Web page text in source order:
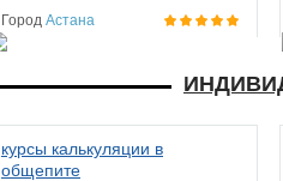
Город Астана
курсы калькуляции в
общепите